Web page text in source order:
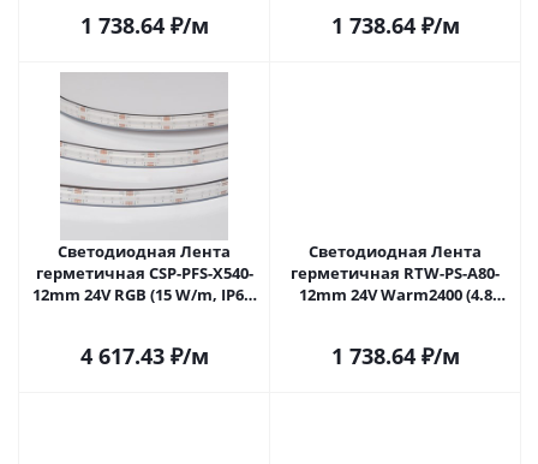
1 738.64₽/м 1 738.64₽/м
Светодиодная Лента
герметичная CSP-PFS-X540-
12mm 24V RGB (15 W/m, IP68,
4 617.43₽/м
Светодиодная Лента
герметичная RTW-PS-A80-
12mm 24V Warm2400 (4.8
1 738.64₽/м